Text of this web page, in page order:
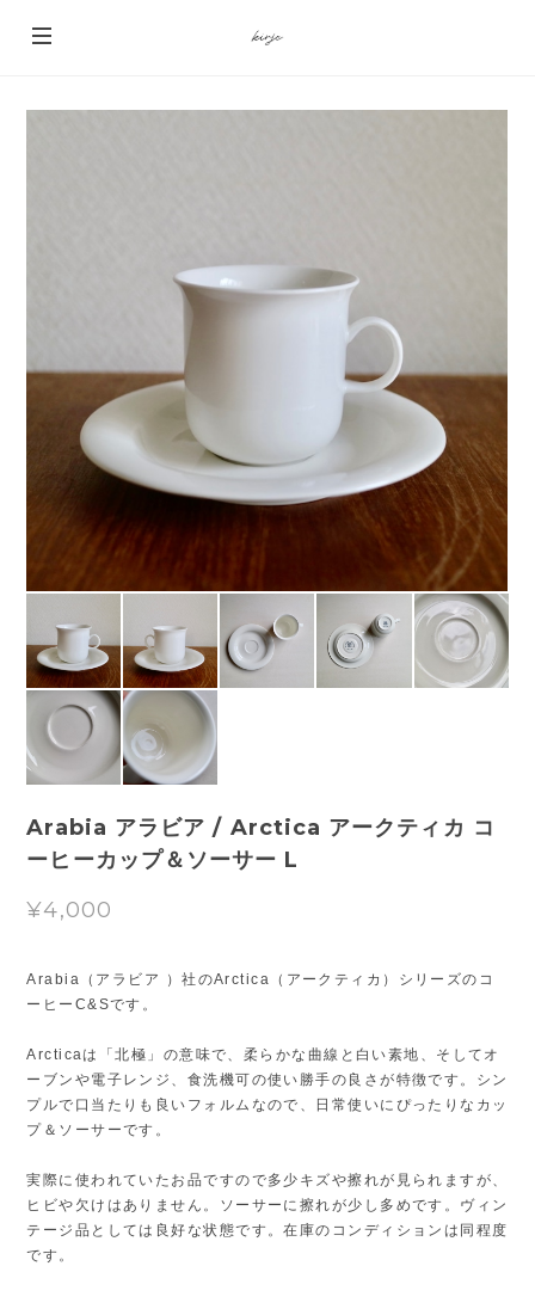
Arabia アラビア / Arctica アークティカ コ
ーヒーカップ＆ソーサー L
¥4,000
Arabia（アラビア ）社のArctica（アークティカ）シリーズのコ
ーヒーC&Sです。
Arcticaは「北極」の意味で、柔らかな曲線と白い素地、そしてオ
ーブンや電子レンジ、食洗機可の使い勝手の良さが特徴です。シン
プルで口当たりも良いフォルムなので、日常使いにぴったりなカッ
プ＆ソーサーです。
実際に使われていたお品ですので多少キズや擦れが見られますが、
ヒビや欠けはありません。ソーサーに擦れが少し多めです。ヴィン
テージ品としては良好な状態です。在庫のコンディションは同程度
です。